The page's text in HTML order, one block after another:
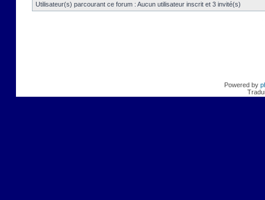
Utilisateur(s) parcourant ce forum : Aucun utilisateur inscrit et 3 invité(s)
Powered by